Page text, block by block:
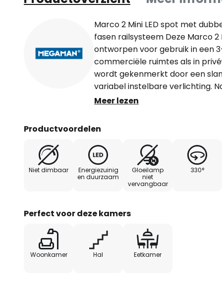
Marco 2 Mini LED spot met
fasen railsysteem Deze Marco 2
ontworpen voor gebruik in een
commerciële ruimtes als in
wordt gekenmerkt door een
variabel instelbare verlichting.
draaien en 90° te zwenken, is de
vereisten. De stralingshoek kan
24° door gewoon op het glas
drukken.
Meer lezen
Productvoordelen
Niet dimbaar
Energiezuinig
en duurzaam
Gloeilamp
niet
vervangbaar
330°
Perfect voor deze kamers
Woonkamer Hal Eetkamer